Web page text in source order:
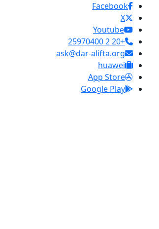
Facebook
X
Youtube
+20 2 25970400
ask@dar-alifta.org
huawei
App Store
Google Play